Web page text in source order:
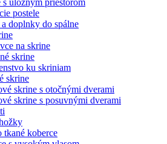
postele
doplnky do spálne
na skrine
skrine
ku skriniam
skrine
skrine s otočnými dverami
skrine s posuvnými dverami
tkané koberce